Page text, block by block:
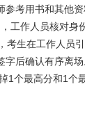
考用书和其他资
工作人员核对
生在工作人员
后确认有序离场
个最高分和1个